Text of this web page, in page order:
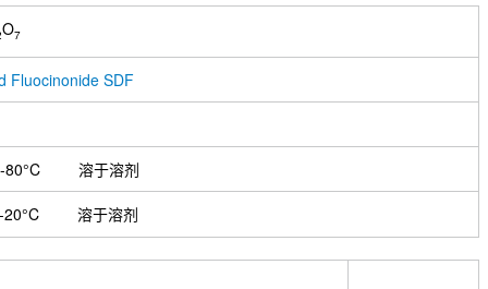
O7
Fluocinonide SDF
-80°C 溶于溶剂
-20°C 溶于溶剂